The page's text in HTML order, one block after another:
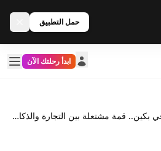
حمل التطبيق
ابدأ رحلتك الآن
ترامب في بكين.. قمة مشتعلة بين التجارة والذكاء الاصطناعي وتايوان وإيران